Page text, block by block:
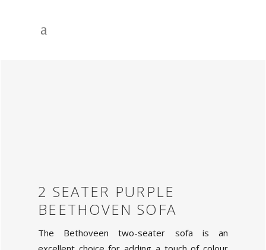
2 SEATER PURPLE
BEETHOVEN SOFA
The Bethoveen two-seater sofa is an